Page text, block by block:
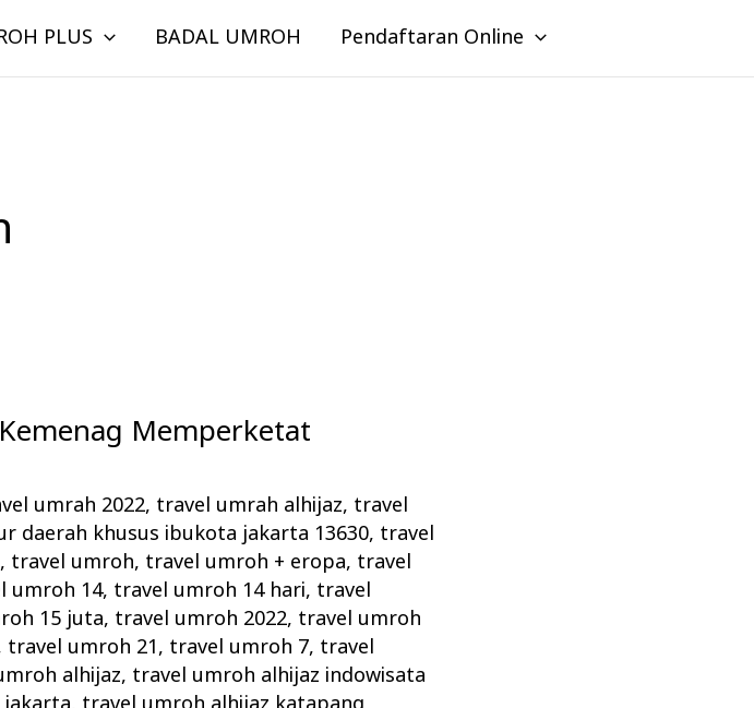
PLUS BADAL UMROH Pendaftaran Online
Memperketat
umrah 2022, travel umrah alhijaz, travel
daerah khusus ibukota jakarta 13630, travel
, travel umroh, travel umroh + eropa, travel
umroh 14, travel umroh 14 hari, travel
15 juta, travel umroh 2022, travel umroh
travel umroh 21, travel umroh 7, travel
alhijaz, travel umroh alhijaz indowisata